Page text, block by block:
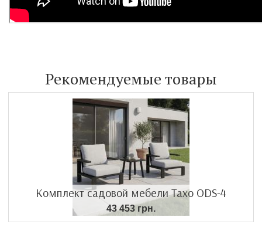
Рекомендуемые товары
Комплект садовой мебели Тахо ODS-4
43 453 грн.